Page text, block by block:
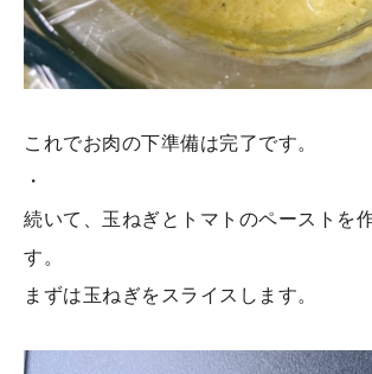
これでお肉の下準備は完了です。
・
続いて、玉ねぎとトマトのペーストを
す。
まずは玉ねぎをスライスします。